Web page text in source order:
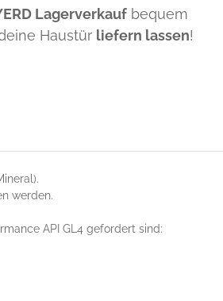
Lagerverkauf bequem
Haustür liefern lassen!
werden.
API GL4 gefordert sind: